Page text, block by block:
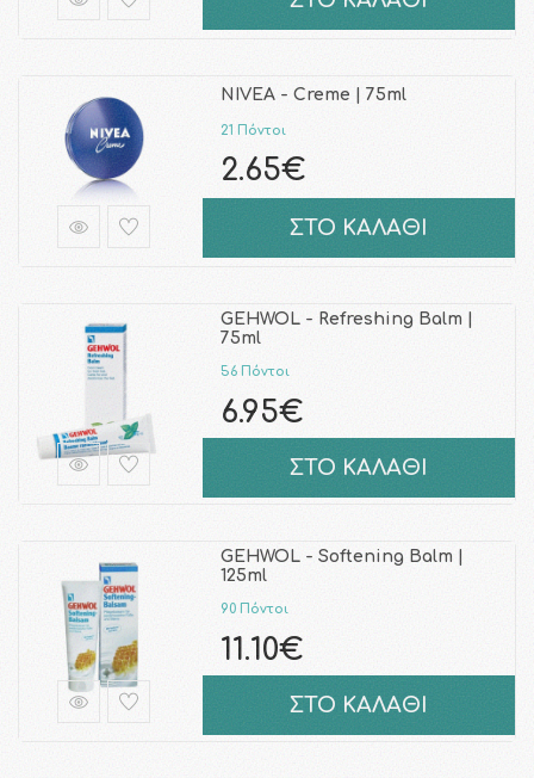
NIVEA - Creme | 75ml
21 Πόντοι
2.65€
ΣΤΟ ΚΑΛΑΘΙ
GEHWOL - Refreshing Balm |
75ml
56 Πόντοι
6.95€
ΣΤΟ ΚΑΛΑΘΙ
GEHWOL - Softening Balm |
125ml
90 Πόντοι
11.10€
ΣΤΟ ΚΑΛΑΘΙ